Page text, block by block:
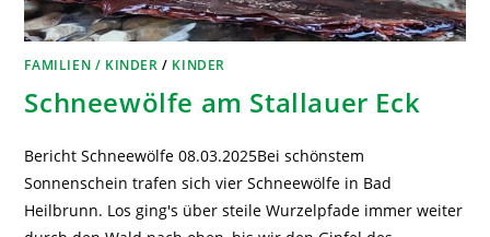
FAMILIEN / KINDER / KINDER
Schneewölfe am Stallauer Eck
Bericht Schneewölfe 08.03.2025Bei schönstem
Sonnenschein trafen sich vier Schneewölfe in Bad
Heilbrunn. Los ging's über steile Wurzelpfade immer weiter